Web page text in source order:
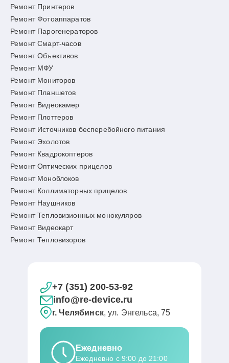
Ремонт Принтеров
Ремонт Фотоаппаратов
Ремонт Парогенераторов
Ремонт Смарт-часов
Ремонт Объективов
Ремонт МФУ
Ремонт Мониторов
Ремонт Планшетов
Ремонт Видеокамер
Ремонт Плоттеров
Ремонт Источников бесперебойного питания
Ремонт Эхолотов
Ремонт Квадрокоптеров
Ремонт Оптических прицелов
Ремонт Моноблоков
Ремонт Коллиматорных прицелов
Ремонт Наушников
Ремонт Тепловизионных монокуляров
Ремонт Видеокарт
Ремонт Тепловизоров
+7 (351) 200-53-92
info@re-device.ru
г. Челябинск, ул. Энгельса, 75
Ежедневно
Ежедневно с 9:00 до 21:00